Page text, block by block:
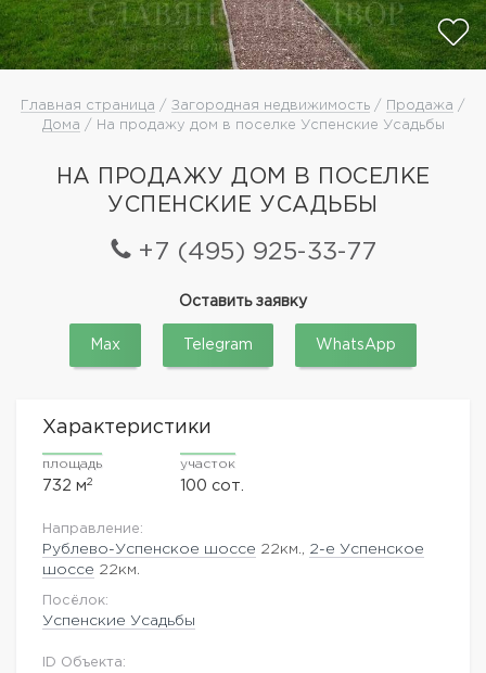
Главная страница / Загородная недвижимость / Продажа /
Дома / На продажу дом в поселке Успенские Усадьбы
НА ПРОДАЖУ ДОМ В ПОСЕЛКЕ
УСПЕНСКИЕ УСАДЬБЫ
+7 (495) 925-33-77
Оставить заявку
Max Telegram WhatsApp
Характеристики
площадь
732 м2
участок
100 сот.
Направление:
Рублево-Успенское шоссе 22км., 2-е Успенское
шоссе 22км.
Посёлок:
Успенские Усадьбы
ID Объекта: